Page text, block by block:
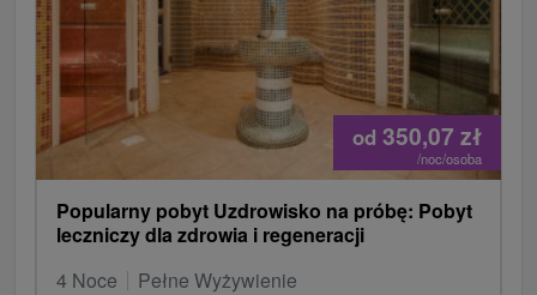
od 350,07 zł
/noc/osoba
Popularny pobyt Uzdrowisko na próbę: Pobyt
leczniczy dla zdrowia i regeneracji
4 Noce
Pełne Wyżywienie